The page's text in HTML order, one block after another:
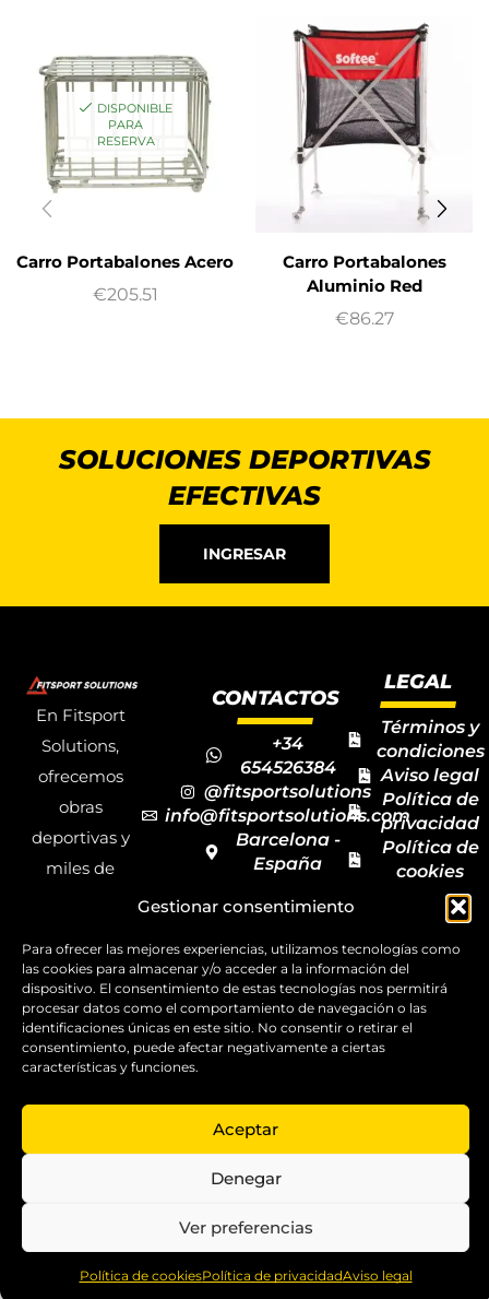
Gestionar consentimiento
Para ofrecer las mejores experiencias, utilizamos tecnologías como
las cookies para almacenar y/o acceder a la información del
dispositivo. El consentimiento de estas tecnologías nos permitirá
procesar datos como el comportamiento de navegación o las
identificaciones únicas en este sitio. No consentir o retirar el
consentimiento, puede afectar negativamente a ciertas
características y funciones.
Aceptar
Denegar
Ver preferencias
Política de cookiesPolítica de privacidadAviso legal
DISPONIBLE
PARA
RESERVA
Carro Portabalones Acero
€205.51
Carro Portabalones
Aluminio Red
€86.27
Home Shop Compare More
SOLUCIONES DEPORTIVAS
EFECTIVAS
INGRESAR
En Fitsport
Solutions,
ofrecemos
obras
deportivas y
miles de
deportivos
para todas las
disciplinas,
garantizando
la calidad y el
Copyright ©
FitSport
Solutions
CONTACTOS
+34
654526384
@fitsportsolutions
info@fitsportsolutions.com
Barcelona -
España
de contacto
LEGAL
Términos y
condiciones
Aviso legal
Política de
privacidad
Política de
cookies
Mapa del
sitio